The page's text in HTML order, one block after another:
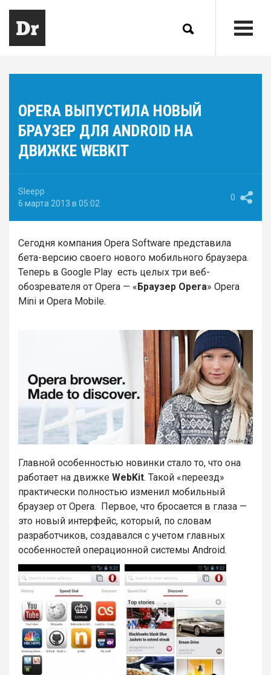
OPERA ВЫПУСТИЛА НОВЫЙ
БРАУЗЕР ДЛЯ ANDROID НА
ДВИЖКЕ WEBKIT
Sleepp
6 марта 2013 в 05:02
0
Сегодня компания Opera Software представила
бета-версию своего нового мобильного браузера.
Теперь в Google Play есть целых три веб-
обозревателя от Opera — «Браузер Opera» Opera
Mini и Opera Mobile.
Главной особенностью новинки стало то, что она
работает на движке WebKit. Такой «переезд»
практически полностью изменил мобильный
браузер от Opera. Первое, что бросается в глаза —
это новый интерфейс, который, по словам
разработчиков, создавался с учетом главных
особенностей операционной системы Android.